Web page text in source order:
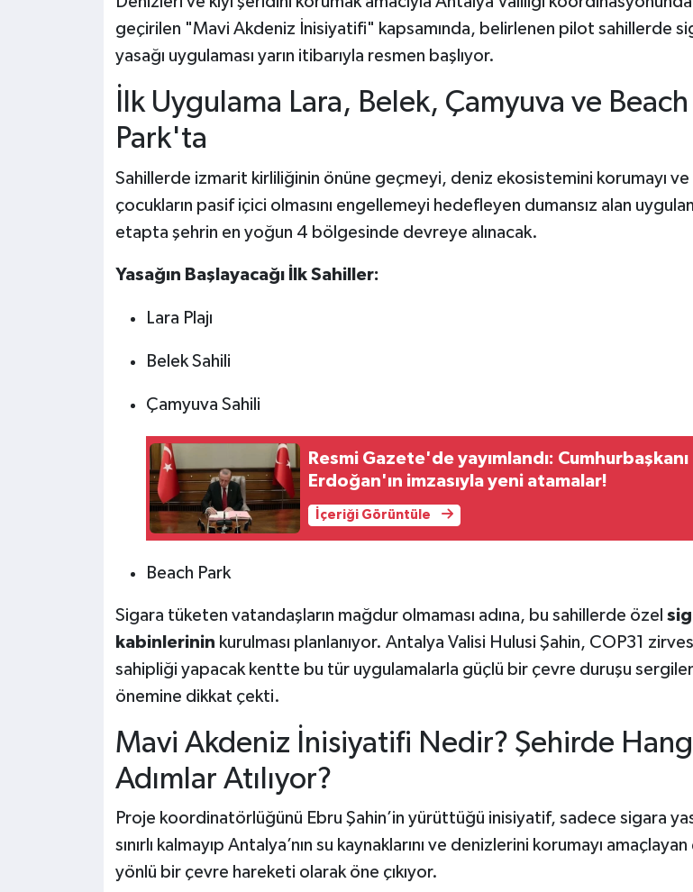
geçirilen "Mavi Akdeniz İnisiyatifi" kapsamında, belirlenen pilot sahillerde
yasağı uygulaması yarın itibarıyla resmen başlıyor.
İlk Uygulama Lara, Belek, Çamyuva ve Beach
Park'ta
Sahillerde izmarit kirliliğinin önüne geçmeyi, deniz ekosistemini korumayı ve
çocukların pasif içici olmasını engellemeyi hedefleyen dumansız alan
etapta şehrin en yoğun 4 bölgesinde devreye alınacak.
Yasağın Başlayacağı İlk Sahiller:
Lara Plajı
Belek Sahili
Çamyuva Sahili
Resmi Gazete'de yayımlandı: Cumhurbaşkanı
Erdoğan'ın imzasıyla yeni atamalar!
İçeriği Görüntüle
Beach Park
Sigara tüketen vatandaşların mağdur olmaması adına, bu sahillerde özel
kabinlerinin kurulması planlanıyor. Antalya Valisi Hulusi Şahin, COP31
sahipliği yapacak kentte bu tür uygulamalarla güçlü bir çevre duruşu
önemine dikkat çekti.
Mavi Akdeniz İnisiyatifi Nedir? Şehirde
Adımlar Atılıyor?
Proje koordinatörlüğünü Ebru Şahin’in yürüttüğü inisiyatif, sadece sigara
sınırlı kalmayıp Antalya’nın su kaynaklarını ve denizlerini korumayı
yönlü bir çevre hareketi olarak öne çıkıyor.